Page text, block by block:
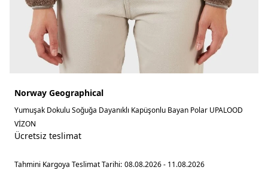
Norway Geographical
Yumuşak Dokulu Soğuğa Dayanıklı Kapüşonlu Bayan Polar UPALOOD
VİZON
Ücretsiz teslimat
Tahmini Kargoya Teslimat Tarihi: 08.08.2026 - 11.08.2026